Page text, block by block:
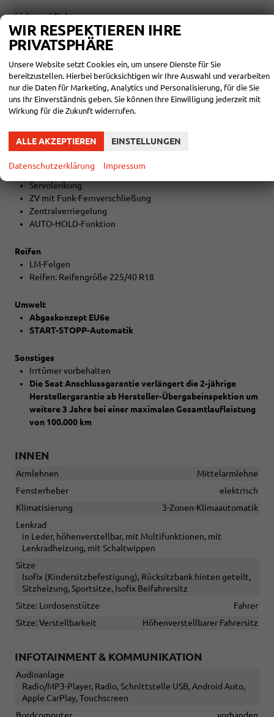
Licht und Sicht
LED-SCHEINWERFER (VOLL)
LED-Heckleuchten
Coming-Home-Funktion
Leaving-Home-Funktion
NEBELSCHEINWERFER
7-Gang-Automatikgetriebe
Drive Mode Select
Außentemperaturanzeige
Servolenkung
ZV mit Funk-Fernverschließung
Zentralverriegelung
AUTO-HOLD-Funktion
Reifen
LM-Felgen
Reifen: Reifengröße 225/40 R18
Umwelt
Abgaskonzept EU6e
START-STOPP-Automatik
Sonstiges
Irrtümer vorbehalten
Die Seat Anschlussgarantie verlängert die 2-jährige
Herstellergarantie ab Hersteller-Übergabeinspektion um
weitere 3 Jahre bei einer maximalen Gesamtlaufleistung
von 100.000 km
INNEN
Armlehnen
Mittelarmlehne
Fensterheber
elektrisch
Klimatisierung
3-Zonen-Klimaautomatik
Lenkrad
in Leder, höhenverstellbar, mit Multifunktionen, mit
Lenkradheizung, mit Schaltwippen
Sitze
Isofix (Kindersitzbefestigung), Rücksitzbank hinten geteilt,
Sitzheizung, Sportsitze, Isofix Beifahrersitz
Sitze: Lordosenstütze
Fahrer
Sitze: Verstellbarkeit
Höhenverstellbarer Fahrersitz
INFOTAINMENT & KOMMUNIKATION
Audioanlage
Radio/MP3-Player, Radio, Schnittstelle USB, Android Auto,
Apple CarPlay, Touchscreen
WIR RESPEKTIEREN IHRE
PRIVATSPHÄRE
Unsere Website setzt Cookies ein, um unsere Dienste für Sie
bereitzustellen. Hierbei berücksichtigen wir Ihre Auswahl und verarbeiten
nur die Daten für Marketing, Analytics und Personalisierung, für die Sie
uns Ihr Einverständnis geben. Sie können Ihre Einwilligung jederzeit mit
Wirkung für die Zukunft widerrufen.
ALLE AKZEPTIEREN EINSTELLUNGEN
Datenschutzerklärung Impressum